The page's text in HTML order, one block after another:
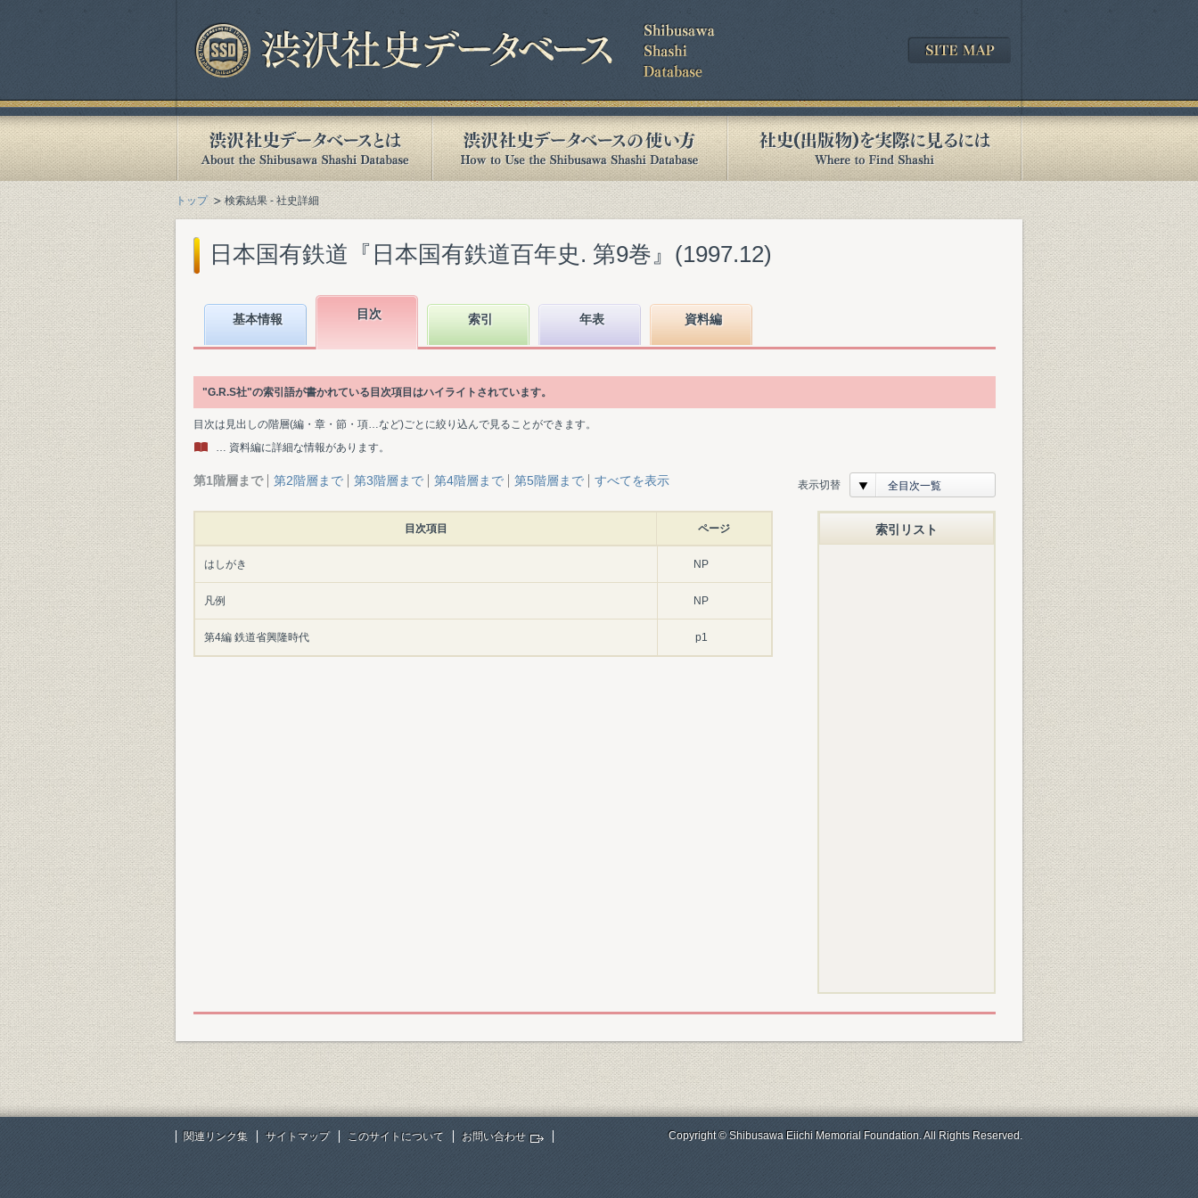
トップ 検索結果 - 社史詳細
日本国有鉄道『日本国有鉄道百年史. 第9巻』(1997.12)
基本情報 目次 索引 年表 資料編
"G.R.S社"の索引語が書かれている目次項目はハイライトされています。
目次は見出しの階層(編・章・節・項…など)ごとに絞り込んで見ることができます。
… 資料編に詳細な情報があります。
第1階層まで 第2階層まで 第3階層まで 第4階層まで 第5階層まで すべてを表示 表示切替 全目次一覧
目次項目 ページ
はしがき NP
凡例 NP
第4編 鉄道省興隆時代 p1
索引リスト
関連リンク集 サイトマップ このサイトについて お問い合わせ Copyright © Shibusawa Eiichi Memorial Foundation. All Rights Reserved.